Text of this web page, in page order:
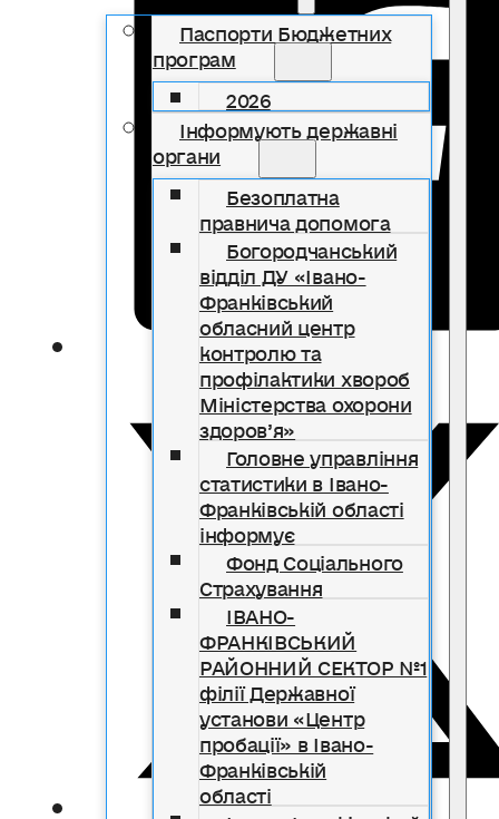
Паспорти Бюджетних
програм
2026
Інформують державні
органи
Безоплатна
правнича допомога
Богородчанський
відділ ДУ «Івано-
Франківський
обласний центр
контролю та
профілактики хвороб
Міністерства охорони
здоров’я»
Головне управління
статистики в Івано-
Франківській області
інформує
Фонд Соціального
Страхування
ІВАНО-
ФРАНКІВСЬКИЙ
РАЙОННИЙ СЕКТОР №1
філії Державної
установи «Центр
пробації» в Івано-
Франківській
області